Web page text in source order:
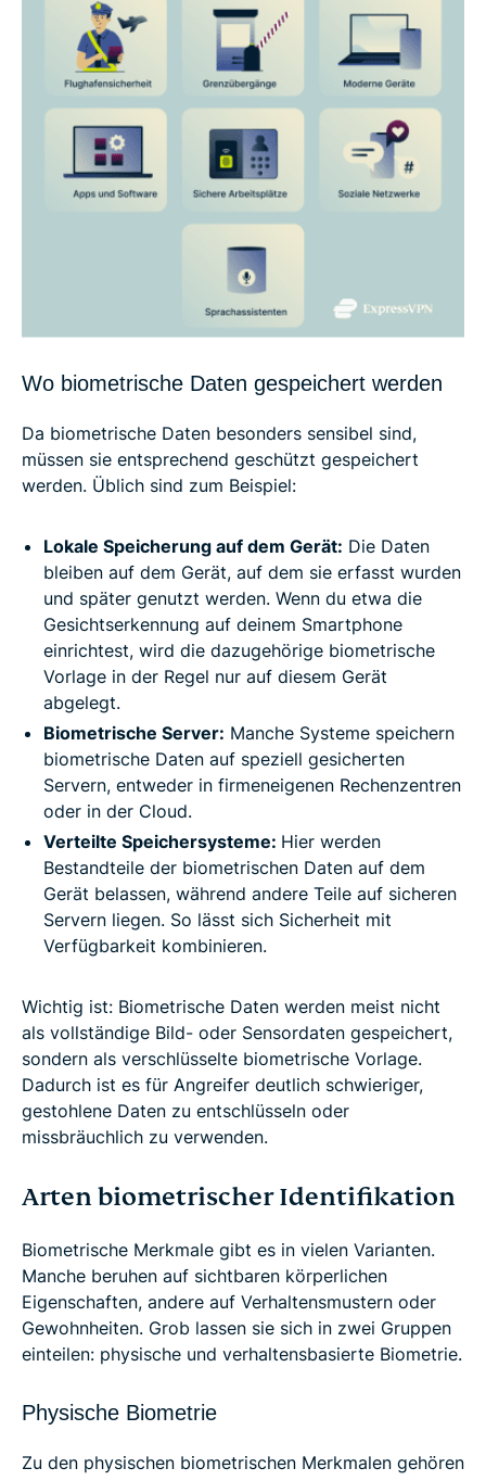
Wo biometrische Daten gespeichert werden
Da biometrische Daten besonders sensibel sind,
müssen sie entsprechend geschützt gespeichert
werden. Üblich sind zum Beispiel:
Lokale Speicherung auf dem Gerät: Die Daten
bleiben auf dem Gerät, auf dem sie erfasst wurden
und später genutzt werden. Wenn du etwa die
Gesichtserkennung auf deinem Smartphone
einrichtest, wird die dazugehörige biometrische
Vorlage in der Regel nur auf diesem Gerät
abgelegt.
Biometrische Server: Manche Systeme speichern
biometrische Daten auf speziell gesicherten
Servern, entweder in firmeneigenen Rechenzentren
oder in der Cloud.
Verteilte Speichersysteme: Hier werden
Bestandteile der biometrischen Daten auf dem
Gerät belassen, während andere Teile auf sicheren
Servern liegen. So lässt sich Sicherheit mit
Verfügbarkeit kombinieren.
Wichtig ist: Biometrische Daten werden meist nicht
als vollständige Bild- oder Sensordaten gespeichert,
sondern als verschlüsselte biometrische Vorlage.
Dadurch ist es für Angreifer deutlich schwieriger,
gestohlene Daten zu entschlüsseln oder
missbräuchlich zu verwenden.
Arten biometrischer Identifikation
Biometrische Merkmale gibt es in vielen Varianten.
Manche beruhen auf sichtbaren körperlichen
Eigenschaften, andere auf Verhaltensmustern oder
Gewohnheiten. Grob lassen sie sich in zwei Gruppen
einteilen: physische und verhaltensbasierte Biometrie.
Physische Biometrie
Zu den physischen biometrischen Merkmalen gehören